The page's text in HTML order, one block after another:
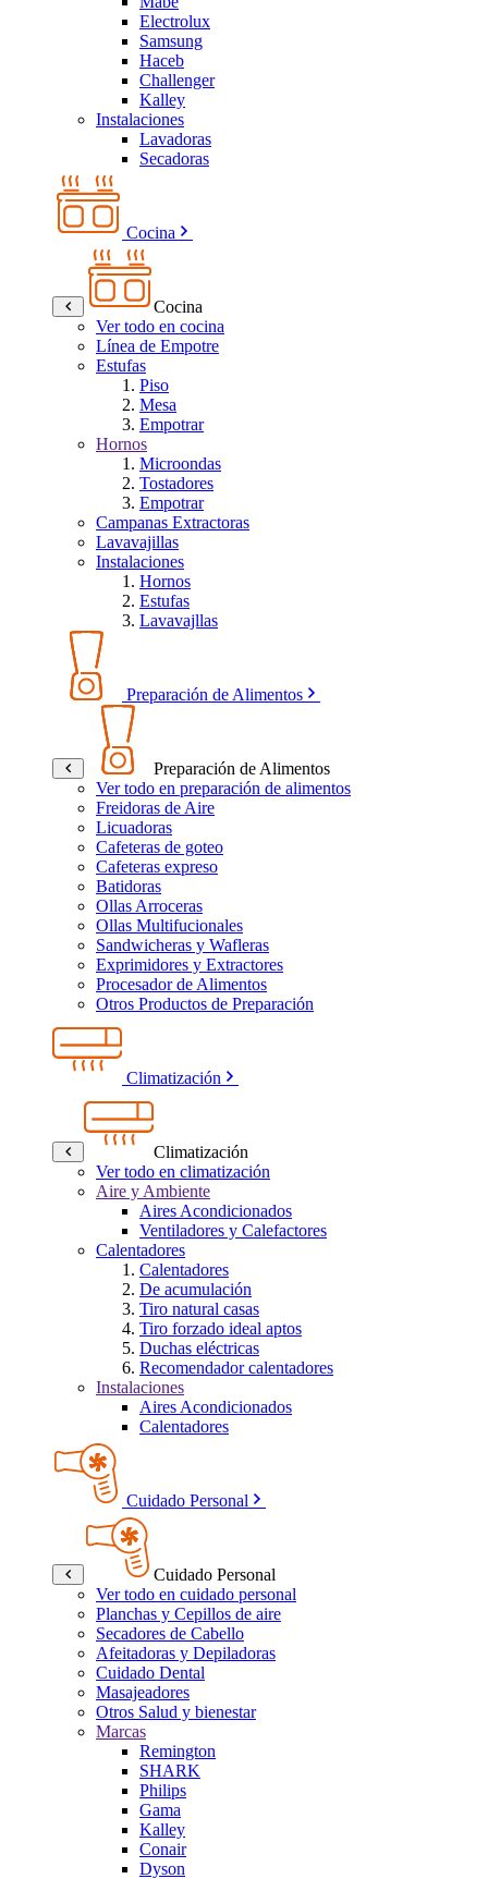
Electrolux
Samsung
Haceb
Challenger
Kalley
Instalaciones
Lavadoras
Secadoras
Cocina
Cocina
Ver todo en cocina
Línea de Empotre
Estufas
Piso
Mesa
Empotrar
Hornos
Microondas
Tostadores
Empotrar
Campanas Extractoras
Lavavajillas
Instalaciones
Hornos
Estufas
Lavavajllas
Preparación de Alimentos
Preparación de Alimentos
Ver todo en preparación de alimentos
Freidoras de Aire
Licuadoras
Cafeteras de goteo
Cafeteras expreso
Batidoras
Ollas Arroceras
Ollas Multifucionales
Sandwicheras y Wafleras
Exprimidores y Extractores
Procesador de Alimentos
Otros Productos de Preparación
Climatización
Climatización
Ver todo en climatización
Aire y Ambiente
Aires Acondicionados
Ventiladores y Calefactores
Calentadores
Calentadores
De acumulación
Tiro natural casas
Tiro forzado ideal aptos
Duchas eléctricas
Recomendador calentadores
Instalaciones
Aires Acondicionados
Calentadores
Cuidado Personal
Cuidado Personal
Ver todo en cuidado personal
Planchas y Cepillos de aire
Secadores de Cabello
Afeitadoras y Depiladoras
Cuidado Dental
Masajeadores
Otros Salud y bienestar
Marcas
Remington
SHARK
Philips
Gama
Kalley
Conair
Dyson